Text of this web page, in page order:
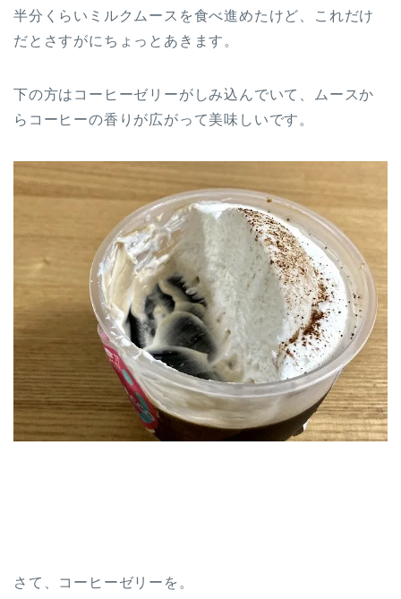
半分くらいミルクムースを食べ進めたけど、これだけ
だとさすがにちょっとあきます。
下の方はコーヒーゼリーがしみ込んでいて、ムースか
らコーヒーの香りが広がって美味しいです。
さて、コーヒーゼリーを。